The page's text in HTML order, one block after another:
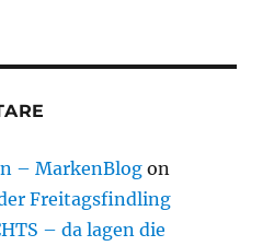
– MarkenBlog on
Freitagsfindling
– da lagen die